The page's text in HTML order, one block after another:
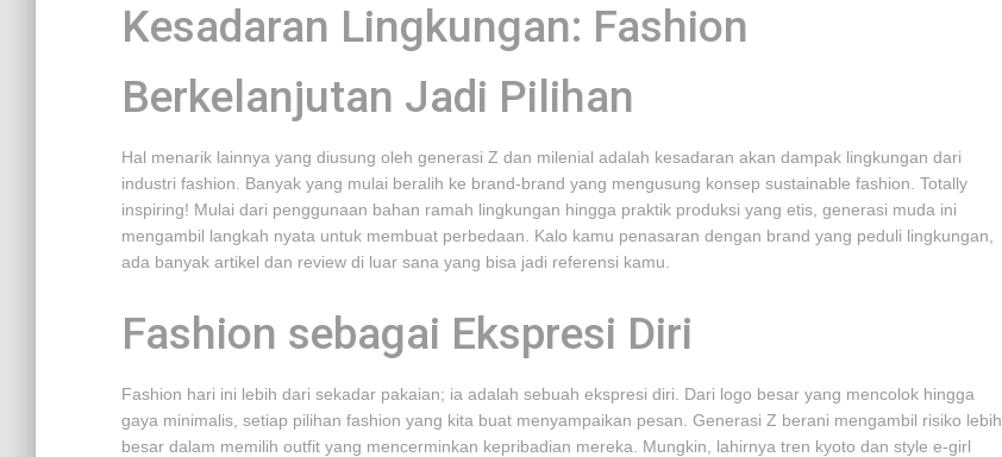
Kesadaran Lingkungan: Fashion
Berkelanjutan Jadi Pilihan
Hal menarik lainnya yang diusung oleh generasi Z dan milenial adalah kesadaran akan dampak lingkungan dari
industri fashion. Banyak yang mulai beralih ke brand-brand yang mengusung konsep sustainable fashion. Totally
inspiring! Mulai dari penggunaan bahan ramah lingkungan hingga praktik produksi yang etis, generasi muda ini
mengambil langkah nyata untuk membuat perbedaan. Kalo kamu penasaran dengan brand yang peduli lingkungan,
ada banyak artikel dan review di luar sana yang bisa jadi referensi kamu.
Fashion sebagai Ekspresi Diri
Fashion hari ini lebih dari sekadar pakaian; ia adalah sebuah ekspresi diri. Dari logo besar yang mencolok hingga
gaya minimalis, setiap pilihan fashion yang kita buat menyampaikan pesan. Generasi Z berani mengambil risiko lebih
besar dalam memilih outfit yang mencerminkan kepribadian mereka. Mungkin, lahirnya tren kyoto dan style e-girl